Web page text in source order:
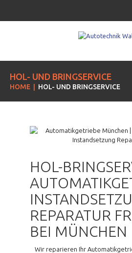
HOL- UND BRINGSERVICE
HOME HOL- UND BRINGSERVICE
HOL-
REPARATUR
BEI MÜNCHEN
Wir reparieren Ihr